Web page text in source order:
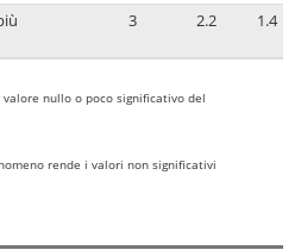
3 2.2 1.4
nullo o poco significativo del
rende i valori non significativi